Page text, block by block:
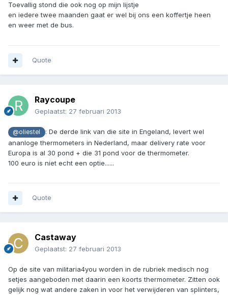
Toevallig stond die ook nog op mijn lijstje
en iedere twee maanden gaat er wel bij ons een koffertje heen
en weer met de bus.
Quote
Raycoupe
Geplaatst: 27 februari 2013
@oliestel
: De derde link van die site in Engeland, levert wel
ananloge thermometers in Nederland, maar delivery rate voor
Europa is al 30 pond + die 31 pond voor de thermometer.
100 euro is niet echt een optie......
Quote
Castaway
Geplaatst: 27 februari 2013
Op de site van militaria4you worden in de rubriek medisch nog
setjes aangeboden met daarin een koorts thermometer. Zitten ook
gelijk nog wat andere zaken in voor het verwijderen van splinters,